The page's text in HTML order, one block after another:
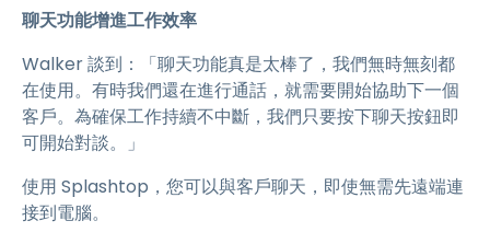
聊天功能增進工作效率
Walker 談到：「聊天功能真是太棒了，我們無時無刻都
在使用。有時我們還在進行通話，就需要開始協助下一個
客戶。為確保工作持續不中斷，我們只要按下聊天按鈕即
可開始對談。」
使用 Splashtop，您可以與客戶聊天，即使無需先遠端連
接到電腦。